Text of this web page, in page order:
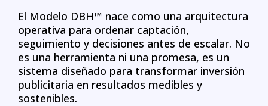
El Modelo DBH™ nace como una arquitectura
operativa para ordenar captación,
seguimiento y decisiones antes de escalar. No
es una herramienta ni una promesa, es un
sistema diseñado para transformar inversión
publicitaria en resultados medibles y
sostenibles.